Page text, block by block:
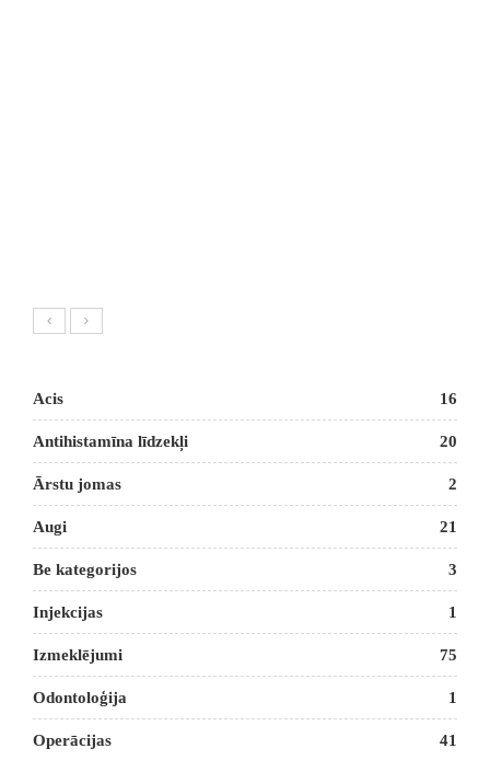
Acis 16
Antihistamīna līdzekļi 20
Ārstu jomas 2
Augi 21
Be kategorijos 3
Injekcijas 1
Izmeklējumi 75
Odontoloģija 1
Operācijas 41